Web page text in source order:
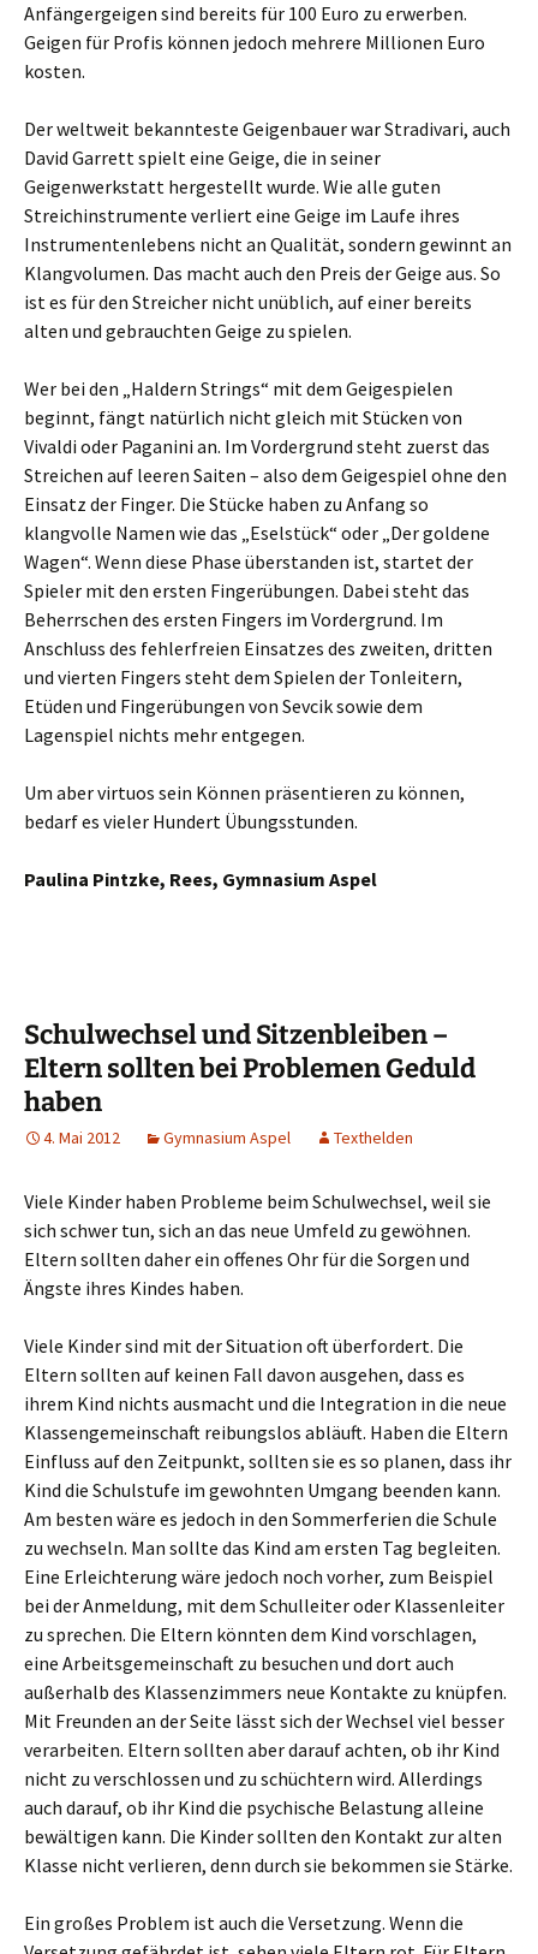
Anfängergeigen sind bereits für 100 Euro zu erwerben.
Geigen für Profis können jedoch mehrere Millionen Euro
kosten.
Der weltweit bekannteste Geigenbauer war Stradivari, auch
David Garrett spielt eine Geige, die in seiner
Geigenwerkstatt hergestellt wurde. Wie alle guten
Streichinstrumente verliert eine Geige im Laufe ihres
Instrumentenlebens nicht an Qualität, sondern gewinnt an
Klangvolumen. Das macht auch den Preis der Geige aus. So
ist es für den Streicher nicht unüblich, auf einer bereits
alten und gebrauchten Geige zu spielen.
Wer bei den „Haldern Strings“ mit dem Geigespielen
beginnt, fängt natürlich nicht gleich mit Stücken von
Vivaldi oder Paganini an. Im Vordergrund steht zuerst das
Streichen auf leeren Saiten – also dem Geigespiel ohne den
Einsatz der Finger. Die Stücke haben zu Anfang so
klangvolle Namen wie das „Eselstück“ oder „Der goldene
Wagen“. Wenn diese Phase überstanden ist, startet der
Spieler mit den ersten Fingerübungen. Dabei steht das
Beherrschen des ersten Fingers im Vordergrund. Im
Anschluss des fehlerfreien Einsatzes des zweiten, dritten
und vierten Fingers steht dem Spielen der Tonleitern,
Etüden und Fingerübungen von Sevcik sowie dem
Lagenspiel nichts mehr entgegen.
Um aber virtuos sein Können präsentieren zu können,
bedarf es vieler Hundert Übungsstunden.
Paulina Pintzke, Rees, Gymnasium Aspel
Schulwechsel und Sitzenbleiben –
Eltern sollten bei Problemen Geduld
haben
4. Mai 2012 Gymnasium Aspel Texthelden
Viele Kinder haben Probleme beim Schulwechsel, weil sie
sich schwer tun, sich an das neue Umfeld zu gewöhnen.
Eltern sollten daher ein offenes Ohr für die Sorgen und
Ängste ihres Kindes haben.
Viele Kinder sind mit der Situation oft überfordert. Die
Eltern sollten auf keinen Fall davon ausgehen, dass es
ihrem Kind nichts ausmacht und die Integration in die neue
Klassengemeinschaft reibungslos abläuft. Haben die Eltern
Einfluss auf den Zeitpunkt, sollten sie es so planen, dass ihr
Kind die Schulstufe im gewohnten Umgang beenden kann.
Am besten wäre es jedoch in den Sommerferien die Schule
zu wechseln. Man sollte das Kind am ersten Tag begleiten.
Eine Erleichterung wäre jedoch noch vorher, zum Beispiel
bei der Anmeldung, mit dem Schulleiter oder Klassenleiter
zu sprechen. Die Eltern könnten dem Kind vorschlagen,
eine Arbeitsgemeinschaft zu besuchen und dort auch
außerhalb des Klassenzimmers neue Kontakte zu knüpfen.
Mit Freunden an der Seite lässt sich der Wechsel viel besser
verarbeiten. Eltern sollten aber darauf achten, ob ihr Kind
nicht zu verschlossen und zu schüchtern wird. Allerdings
auch darauf, ob ihr Kind die psychische Belastung alleine
bewältigen kann. Die Kinder sollten den Kontakt zur alten
Klasse nicht verlieren, denn durch sie bekommen sie Stärke.
Ein großes Problem ist auch die Versetzung. Wenn die